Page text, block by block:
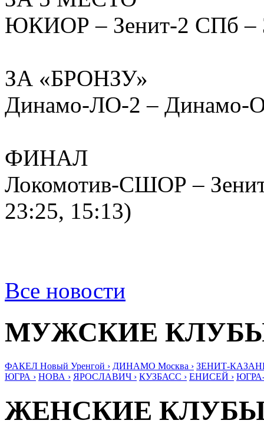
ЮКИОР – Зенит-2 СПб –
ЗА «БРОНЗУ»
Динамо-ЛО-2 – Динамо-
ФИНАЛ
Локомотив-СШОР –
23:25, 15:13)
Все новости
МУЖСКИЕ
ФАКЕЛ Новый Уренгой › ДИНАМО Москва › ЗЕНИТ-
ЮГРА › НОВА › ЯРОСЛАВИЧ › КУЗБАСС › ЕНИСЕЙ ›
ЖЕНСКИЕ